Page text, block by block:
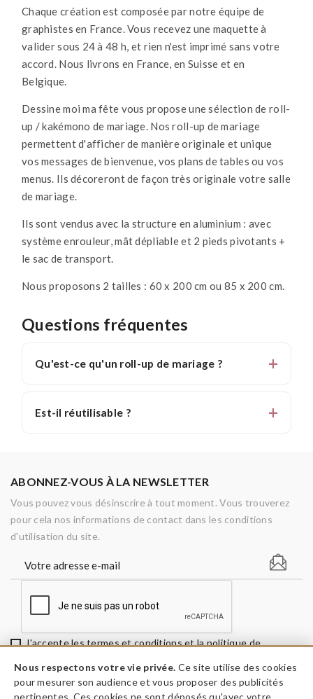
Chaque création est composée par notre équipe de
graphistes en France. Vous recevez une maquette à
valider sous 24 à 48 h, et rien n'est imprimé sans votre
accord. Nous livrons en France, en Suisse et en
Belgique.
Dessine moi ma fête vous propose une sélection de roll-
up / kakémono de mariage. Nos roll-up de mariage
permettent d'afficher de manière originale et unique
vos messages de bienvenue, vos plans de tables ou vos
menus. Ils décoreront de façon très originale votre salle
de mariage.
Ils sont vendus avec la structure en aluminium : avec
système enrouleur, mât dépliable et 2 pieds pivotants +
le sac de transport.
Nous proposons 2 tailles : 60 x 200 cm ou 85 x 200 cm.
Questions fréquentes
Qu'est-ce qu'un roll-up de mariage ?
Est-il réutilisable ?
ABONNEZ-VOUS À LA NEWSLETTER
Vous pouvez vous désinscrire à tout moment. Vous trouverez
pour cela nos informations de contact dans les conditions
d'utilisation du site.
J'accepte les termes et conditions et la politique de
Nous respectons votre vie privée. Ce site utilise des cookies
pour mesurer son audience et vous proposer des publicités
pertinentes. Ces cookies ne sont déposés qu'avec votre